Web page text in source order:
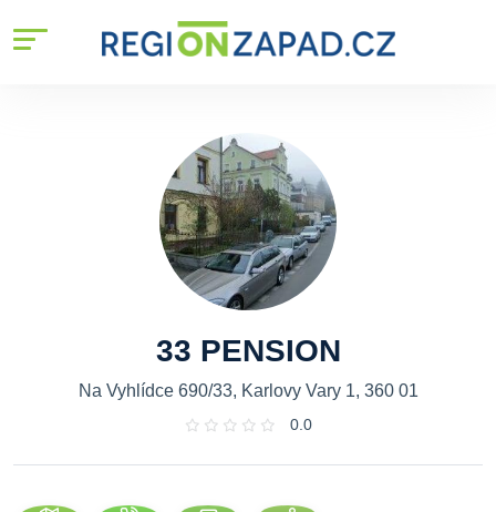
33 PENSION
Na Vyhlídce 690/33, Karlovy Vary 1, 360 01
0.0